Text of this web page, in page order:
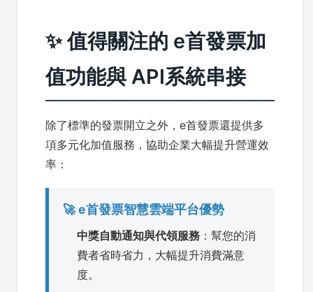
✨ 值得關注的 e首發票加
值功能與 API系統串接
除了標準的發票開立之外，e首發票還提供多
項多元化加值服務，協助企業大幅提升營運效
率：
🚀 e首發票智慧雲端平台優勢
中獎自動通知與代領服務 ：幫您的消
費者省時省力，大幅提升消費滿意
度。